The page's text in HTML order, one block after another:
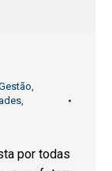
por todas